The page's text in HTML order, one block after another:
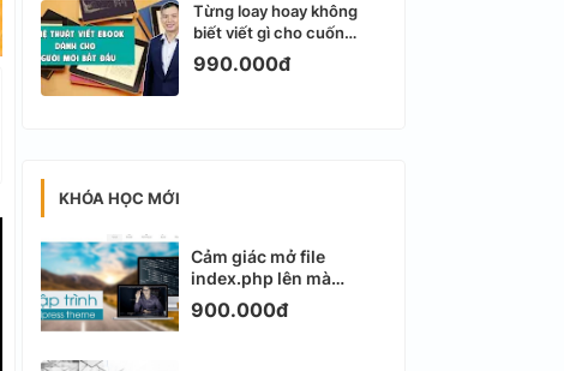
Từng loay hoay không
biết viết gì cho cuốn
ebook đầu tiên
990.000đ
KHÓA HỌC MỚI
Cảm giác mở file
index.php lên mà
không biết viết gì tiếp
theo
900.000đ